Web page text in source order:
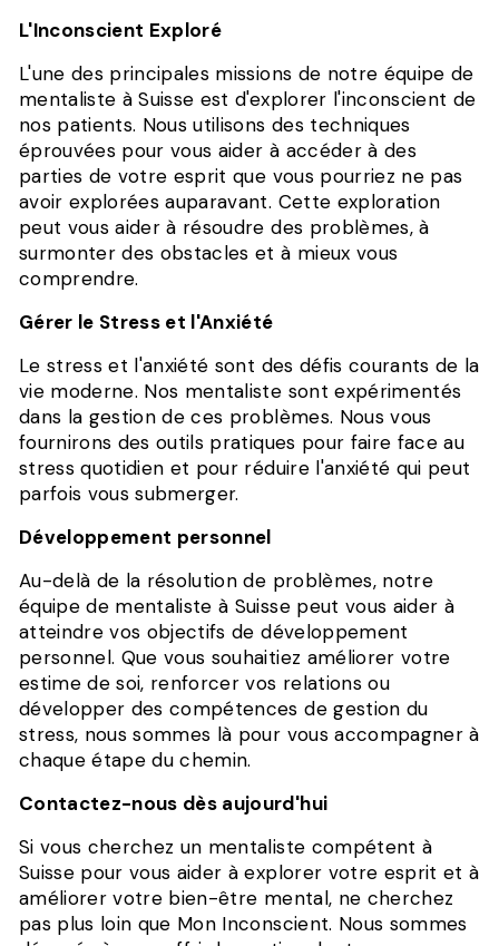
L'Inconscient Exploré
L'une des principales missions de notre équipe de
mentaliste à Suisse est d'explorer l'inconscient de
nos patients. Nous utilisons des techniques
éprouvées pour vous aider à accéder à des
parties de votre esprit que vous pourriez ne pas
avoir explorées auparavant. Cette exploration
peut vous aider à résoudre des problèmes, à
surmonter des obstacles et à mieux vous
comprendre.
Gérer le Stress et l'Anxiété
Le stress et l'anxiété sont des défis courants de la
vie moderne. Nos mentaliste sont expérimentés
dans la gestion de ces problèmes. Nous vous
fournirons des outils pratiques pour faire face au
stress quotidien et pour réduire l'anxiété qui peut
parfois vous submerger.
Développement personnel
Au-delà de la résolution de problèmes, notre
équipe de mentaliste à Suisse peut vous aider à
atteindre vos objectifs de développement
personnel. Que vous souhaitiez améliorer votre
estime de soi, renforcer vos relations ou
développer des compétences de gestion du
stress, nous sommes là pour vous accompagner à
chaque étape du chemin.
Contactez-nous dès aujourd'hui
Si vous cherchez un mentaliste compétent à
Suisse pour vous aider à explorer votre esprit et à
améliorer votre bien-être mental, ne cherchez
pas plus loin que Mon Inconscient. Nous sommes